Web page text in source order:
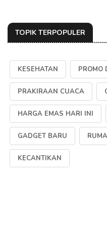
TOPIK TERPOPULER
KESEHATAN PROMO
PRAKIRAAN CUACA
HARGA EMAS HARI INI
GADGET BARU
KECANTIKAN